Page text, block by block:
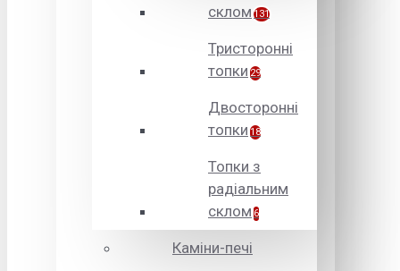
склом 131
Тристоронні
топки 29
Двосторонні
топки 18
Топки з
радіальним
склом 6
Каміни-печі